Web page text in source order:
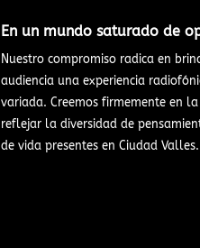
En un mundo saturado de
Nuestro compromiso radica en
audiencia una experiencia
variada. Creemos firmemente en
reflejar la diversidad de
de vida presentes en Ciudad Valles.